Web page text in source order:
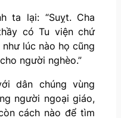
ta lại: “Suỵt. Cha
có Tu viện chứ
lúc nào họ cũng
người nghèo.”
dân chúng vùng
người ngoại giáo,
cách nào để tìm